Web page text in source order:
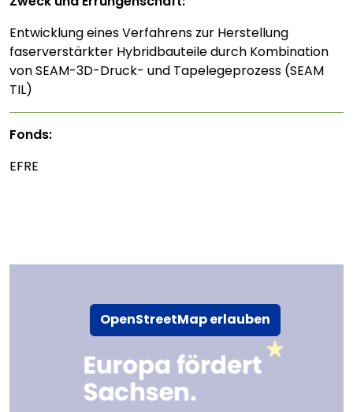
OpenStreetMap erlauben
Entwicklung eines Verfahrens zur Herstellung
faserverstärkter Hybridbauteile durch Kombination
von SEAM-3D-Druck- und Tapelegeprozess (SEAM
TIL)
Fonds:
EFRE